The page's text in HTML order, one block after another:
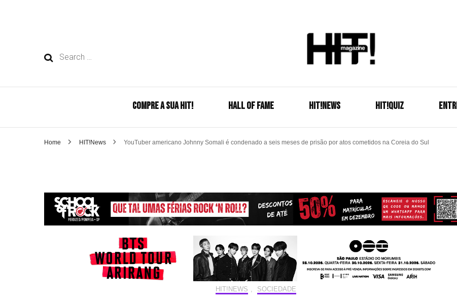
Search
COMPRE A SUA HIT! HALL OF FAME HIT!NEWS HIT!Quiz
Home HIT!News YouTuber americano Johnny Somali é condenado a seis meses de prisão por atos cometidos na Coreia do Sul
HIT!NEWS SOCIEDADE